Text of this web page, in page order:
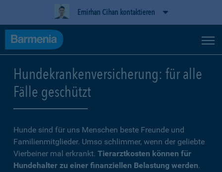
Emirhan Cihan kontaktieren
Hundekrankenversicherung: für alle
Fälle geschützt
Hunde sind für uns Menschen beste Freunde und
Familienmitglieder. Umso schlimmer, wenn der geliebte
Vierbeiner mal erkrankt. Tierarztkosten können für
Hundehalter zu einer finanziellen Belastung werden.